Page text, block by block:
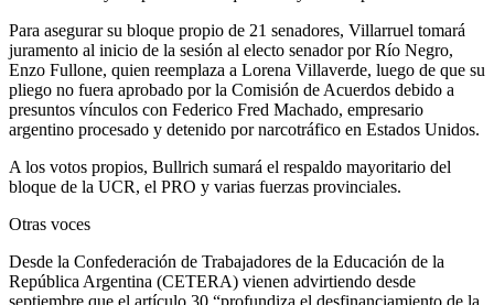
Para asegurar su bloque propio de 21 senadores, Villarruel tomará
juramento al inicio de la sesión al electo senador por Río Negro,
Enzo Fullone, quien reemplaza a Lorena Villaverde, luego de que su
pliego no fuera aprobado por la Comisión de Acuerdos debido a
presuntos vínculos con Federico Fred Machado, empresario
argentino procesado y detenido por narcotráfico en Estados Unidos.
A los votos propios, Bullrich sumará el respaldo mayoritario del
bloque de la UCR, el PRO y varias fuerzas provinciales.
Otras voces
Desde la Confederación de Trabajadores de la Educación de la
República Argentina (CETERA) vienen advirtiendo desde